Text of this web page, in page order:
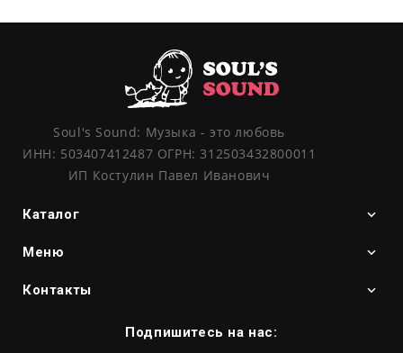
Soul's Sound: Музыка - это любовь
ИНН: 503407412487 ОГРН: 312503432800011
ИП Костулин Павел Иванович
Каталог
Меню
Контакты
Подпишитесь на нас: